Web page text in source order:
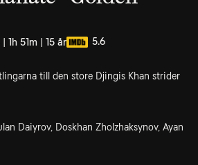
1h 51m | 15 år 5.6
till den store Djingis Khan strider
Daiyrov, Doskhan Zholzhaksynov, Ayan